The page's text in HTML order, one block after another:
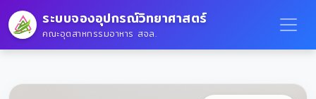
ระบบจองอุปกรณ์วิทยาศาสตร์
คณะอุตสาหกรรมอาหาร สจล.